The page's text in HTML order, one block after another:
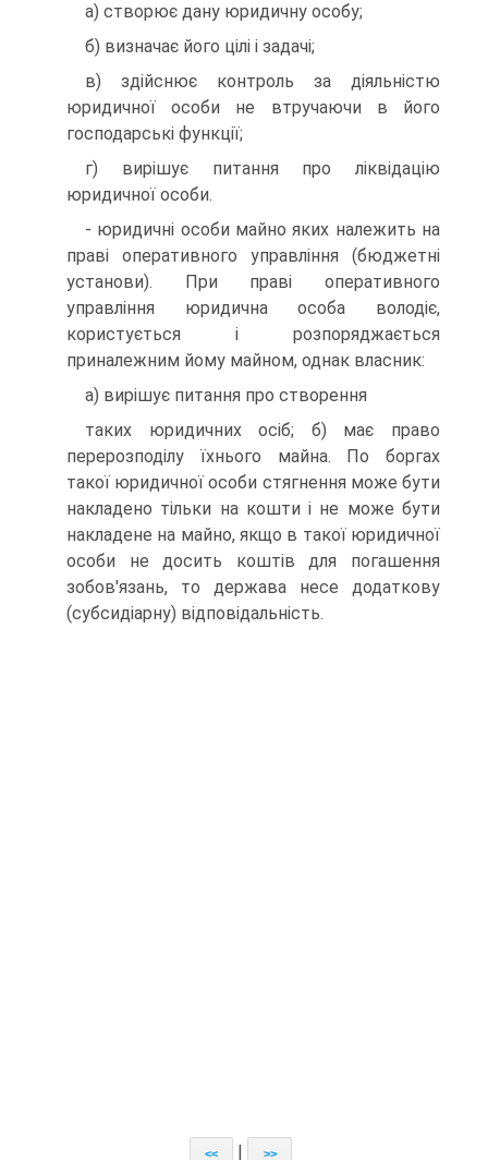
а) створює дану юридичну особу;
б) визначає його цілі і задачі;
в) здійснює контроль за діяльністю
юридичної особи не втручаючи в його
господарські функції;
г) вирішує питання про ліквідацію
юридичної особи.
- юридичні особи майно яких належить на
праві оперативного управління (бюджетні
установи). При праві оперативного
управління юридична особа володіє,
користується і розпоряджається
приналежним йому майном, однак власник:
а) вирішує питання про створення
таких юридичних осіб; б) має право
перерозподілу їхнього майна. По боргах
такої юридичної особи стягнення може бути
накладено тільки на кошти і не може бути
накладене на майно, якщо в такої юридичної
особи не досить коштів для погашення
зобов'язань, то держава несе додаткову
(субсидіарну) відповідальність.
<< >>